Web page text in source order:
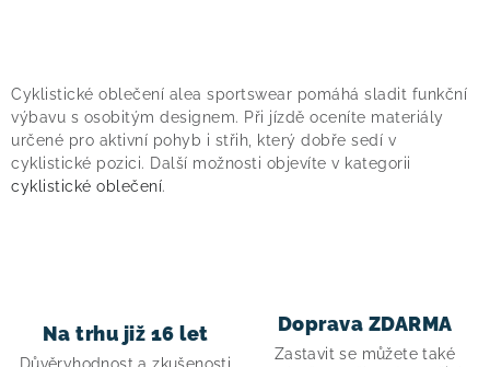
v
l
á
d
a
Cyklistické oblečení alea sportswear pomáhá sladit funkční
výbavu s osobitým designem. Při jízdě oceníte materiály
určené pro aktivní pohyb i střih, který dobře sedí v
cyklistické pozici. Další možnosti objevíte v kategorii
cyklistické oblečení.
Na trhu již 16 let Doprava ZDARMA
Zastavit se můžete také